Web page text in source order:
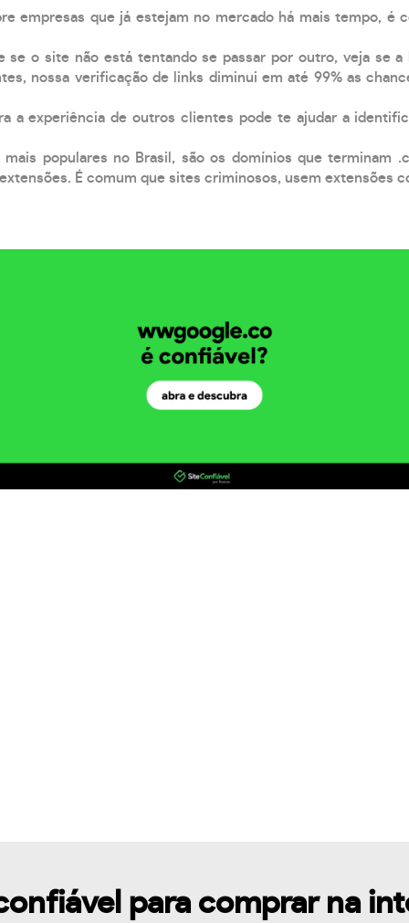
empresas que já estejam no mercado há mais tempo, é
se o site não está tentando se passar por outro, veja se a
nossa verificação de links diminui em até 99% as
a experiência de outros clientes pode te ajudar a
mais populares no Brasil, são os domínios que terminam
É comum que sites criminosos, usem extensões
para comprar na